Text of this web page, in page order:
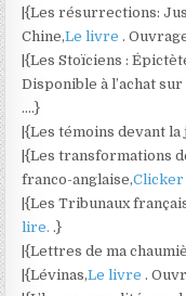
|{Les résurrections:
Chine,Le livre.
|{Les Stoïciens :
Disponible à l’achat
….}
|{Les témoins devant la
|{Les transformations
franco-anglaise,
|{Les Tribunaux
lire..}
|{Lettres de ma
|{Lévinas,Le livre.